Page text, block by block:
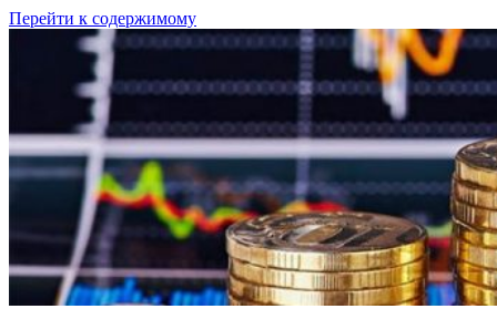
Перейти к содержимому